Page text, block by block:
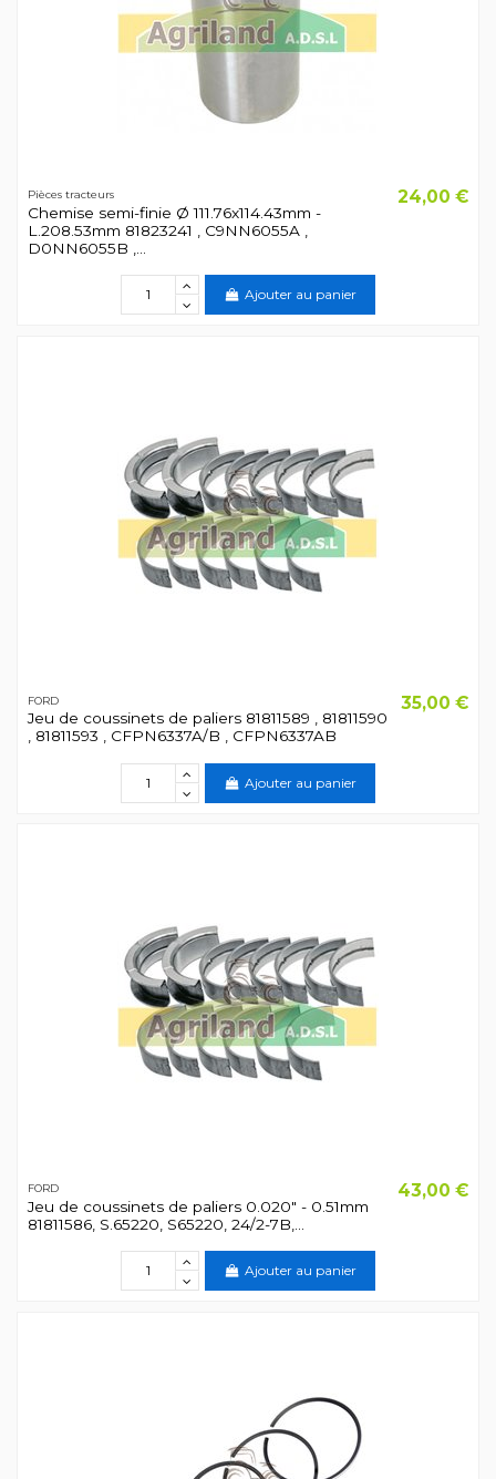
Pièces tracteurs
Chemise semi-finie Ø 111.76x114.43mm -
L.208.53mm 81823241 , C9NN6055A ,
D0NN6055B ,...
24,00 €
Ajouter au panier
FORD
Jeu de coussinets de paliers 81811589 , 81811590
, 81811593 , CFPN6337A/B , CFPN6337AB
35,00 €
Ajouter au panier
FORD
Jeu de coussinets de paliers 0.020" - 0.51mm
81811586, S.65220, S65220, 24/2-7B,...
43,00 €
Ajouter au panier